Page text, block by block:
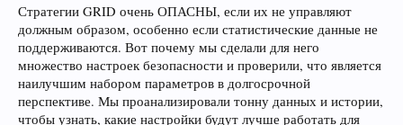
Стратегии GRID очень ОПАСНЫ, если их не управляют
должным образом, особенно если статистические данные не
поддерживаются. Вот почему мы сделали для него
множество настроек безопасности и проверили, что является
наилучшим набором параметров в долгосрочной
перспективе. Мы проанализировали тонну данных и истории,
чтобы узнать, какие настройки будут лучше работать для